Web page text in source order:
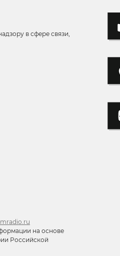
в сфере связи,
на основе
Российской